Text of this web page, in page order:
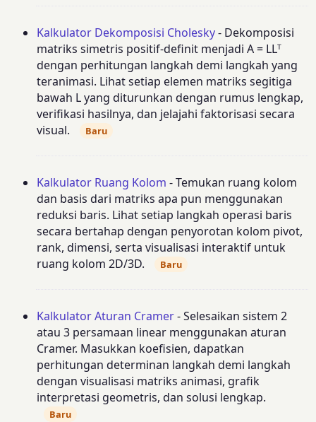
Kalkulator Dekomposisi Cholesky- Dekomposisi
matriks simetris positif-definit menjadi A = LLᵀ
dengan perhitungan langkah demi langkah yang
teranimasi. Lihat setiap elemen matriks segitiga
bawah L yang diturunkan dengan rumus lengkap,
verifikasi hasilnya, dan jelajahi faktorisasi secara
visual.
Baru
Kalkulator Ruang Kolom - Temukan ruang kolom
dan basis dari matriks apa pun menggunakan
reduksi baris. Lihat setiap langkah operasi baris
secara bertahap dengan penyorotan kolom pivot,
rank, dimensi, serta visualisasi interaktif untuk
ruang kolom 2D/3D.
Baru
Kalkulator Aturan Cramer- Selesaikan sistem 2
atau 3 persamaan linear menggunakan aturan
Cramer. Masukkan koefisien, dapatkan
perhitungan determinan langkah demi langkah
dengan visualisasi matriks animasi, grafik
interpretasi geometris, dan solusi lengkap.
Baru